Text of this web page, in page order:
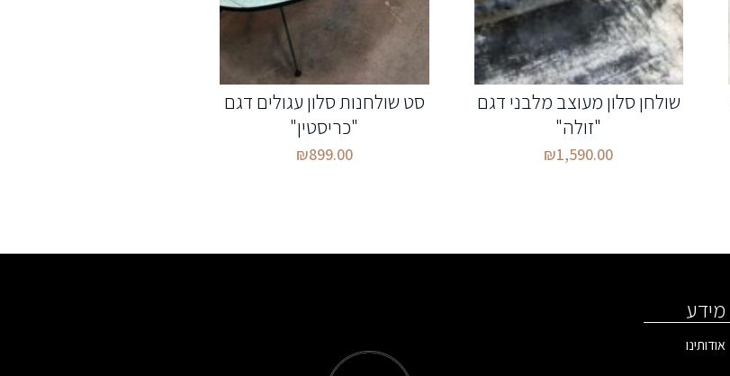
שולחן סלון מעוצב מלבני דגם
"זולה"
₪1,590.00
סט שולחנות סלון עגולים דגם
"כריסטין"
₪899.00
מידע
אודותינו